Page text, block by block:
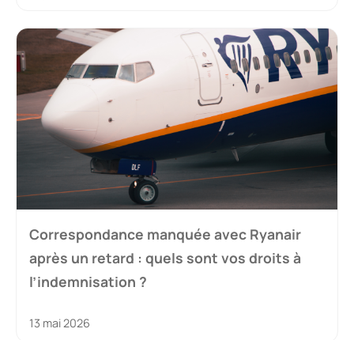
Correspondance manquée avec Ryanair
après un retard : quels sont vos droits à
l’indemnisation ?
13 mai 2026